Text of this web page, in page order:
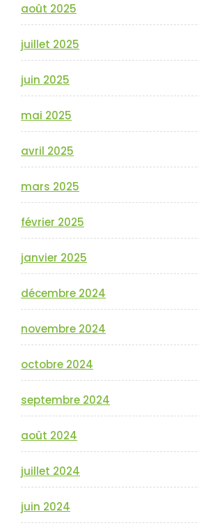
août 2025
juillet 2025
juin 2025
mai 2025
avril 2025
mars 2025
février 2025
janvier 2025
décembre 2024
novembre 2024
octobre 2024
septembre 2024
août 2024
juillet 2024
juin 2024